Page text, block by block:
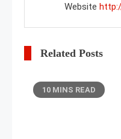
Website
Related Posts
10 MINS READ